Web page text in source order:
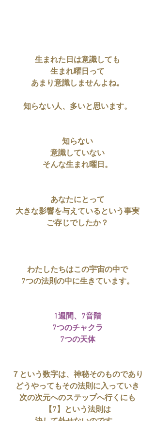
生まれた日は意識しても
生まれ曜日って
あまり意識しませんよね。
知らない人、多いと思います。
知らない
意識していない
そんな生まれ曜日。
あなたにとって
大きな影響を与えているという事実
ご存じでしたか？
わたしたちはこの宇宙の中で
7つの法則の中に生きています。
1週間、7音階
7つのチャクラ
7つの天体
７という数字は、神秘そのものであり
どうやってもその法則に入っていき
次の次元へのステップへ行くにも
【7】という法則は